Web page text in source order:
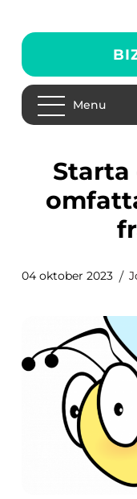
Menu
Starta e-handel – En
04 oktober 2023